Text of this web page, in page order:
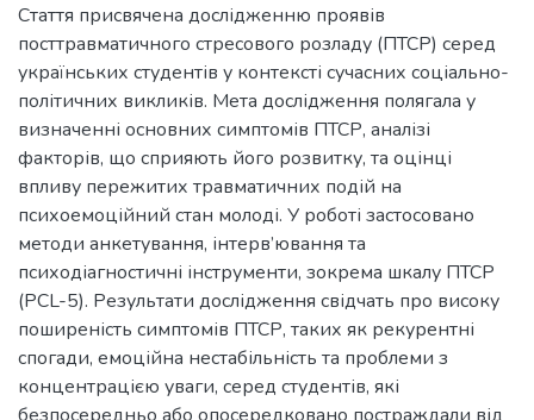
Стаття присвячена дослідженню проявів
посттравматичного стресового розладу (ПТСР) серед
українських студентів у контексті сучасних соціально-
політичних викликів. Мета дослідження полягала у
визначенні основних симптомів ПТСР, аналізі
факторів, що сприяють його розвитку, та оцінці
впливу пережитих травматичних подій на
психоемоційний стан молоді. У роботі застосовано
методи анкетування, інтерв’ювання та
психодіагностичні інструменти, зокрема шкалу ПТСР
(PCL-5). Результати дослідження свідчать про високу
поширеність симптомів ПТСР, таких як рекурентні
спогади, емоційна нестабільність та проблеми з
концентрацією уваги, серед студентів, які